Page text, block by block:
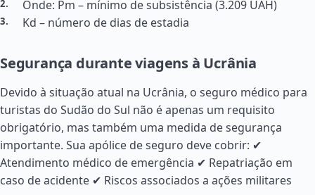
Onde: Pm – mínimo de subsistência (3.209 UAH)
Kd – número de dias de estadia
Segurança durante viagens à Ucrânia
Devido à situação atual na Ucrânia, o seguro médico para
turistas do Sudão do Sul não é apenas um requisito
obrigatório, mas também uma medida de segurança
importante. Sua apólice de seguro deve cobrir: ✔
Atendimento médico de emergência ✔ Repatriação em
caso de acidente ✔ Riscos associados a ações militares